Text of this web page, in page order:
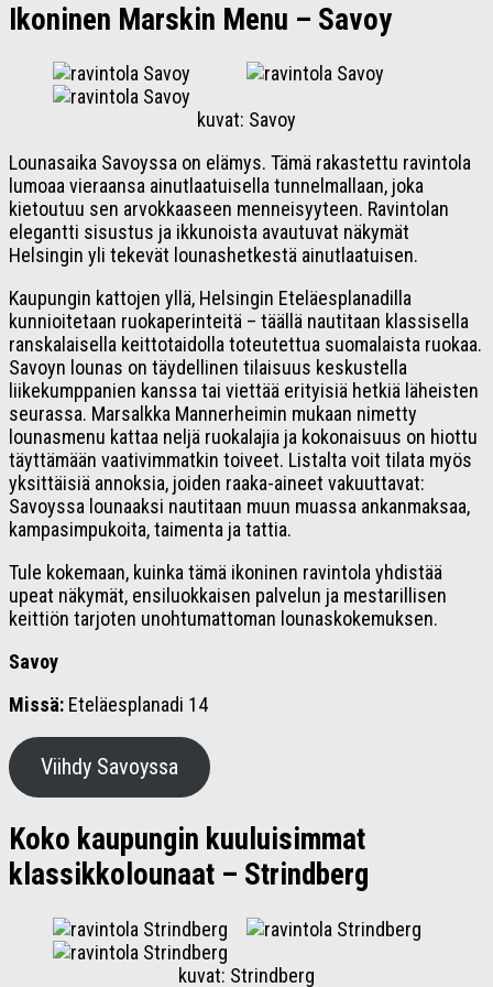
Ikoninen Marskin Menu – Savoy
kuvat: Savoy
Lounasaika Savoyssa on elämys. Tämä rakastettu ravintola
lumoaa vieraansa ainutlaatuisella tunnelmallaan, joka
kietoutuu sen arvokkaaseen menneisyyteen. Ravintolan
elegantti sisustus ja ikkunoista avautuvat näkymät
Helsingin yli tekevät lounashetkestä ainutlaatuisen.
Kaupungin kattojen yllä, Helsingin Eteläesplanadilla
kunnioitetaan ruokaperinteitä – täällä nautitaan klassisella
ranskalaisella keittotaidolla toteutettua suomalaista ruokaa.
Savoyn lounas on täydellinen tilaisuus keskustella
liikekumppanien kanssa tai viettää erityisiä hetkiä läheisten
seurassa. Marsalkka Mannerheimin mukaan nimetty
lounasmenu kattaa neljä ruokalajia ja kokonaisuus on hiottu
täyttämään vaativimmatkin toiveet. Listalta voit tilata myös
yksittäisiä annoksia, joiden raaka-aineet vakuuttavat:
Savoyssa lounaaksi nautitaan muun muassa ankanmaksaa,
kampasimpukoita, taimenta ja tattia.
Tule kokemaan, kuinka tämä ikoninen ravintola yhdistää
upeat näkymät, ensiluokkaisen palvelun ja mestarillisen
keittiön tarjoten unohtumattoman lounaskokemuksen.
Savoy
Missä: Eteläesplanadi 14
Viihdy Savoyssa
Koko kaupungin kuuluisimmat
klassikkolounaat – Strindberg
kuvat: Strindberg